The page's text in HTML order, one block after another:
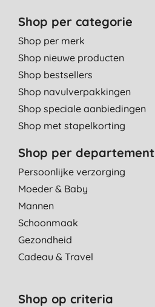
Shop per categorie
Shop per merk
Shop nieuwe producten
Shop bestsellers
Shop navulverpakkingen
Shop speciale aanbiedingen
Shop met stapelkorting
Shop per departement
Persoonlijke verzorging
Moeder & Baby
Mannen
Schoonmaak
Gezondheid
Cadeau & Travel
Shop op criteria